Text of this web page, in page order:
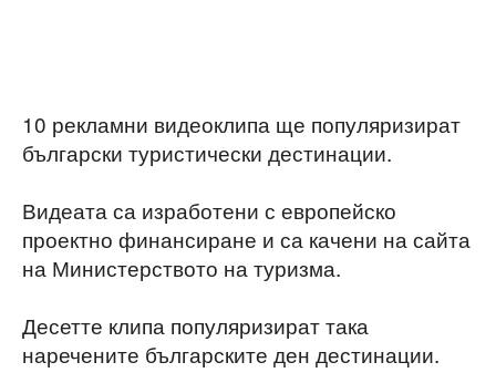
10 рекламни видеоклипа ще популяризират
български туристически дестинации.
Видеата са изработени с европейско
проектно финансиране и са качени на сайта
на Министерството на туризма.
Десетте клипа популяризират така
наречените българските ден дестинации.